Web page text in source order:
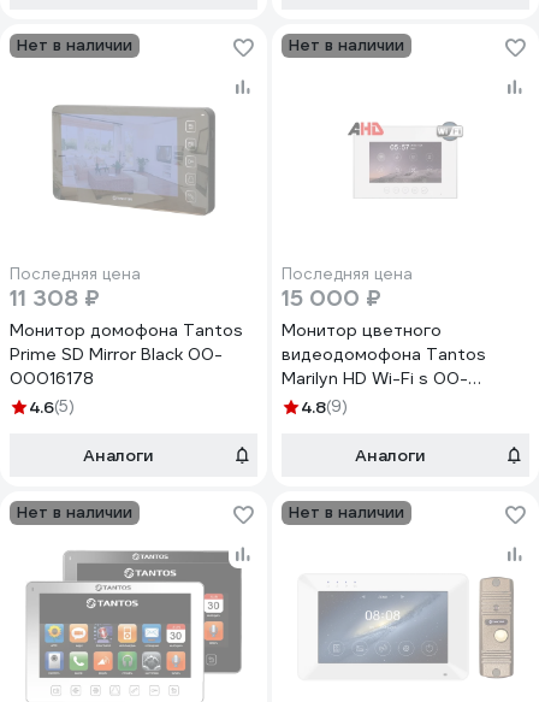
Нет в наличии
Последняя цена
11 308 ₽
Монитор домофона Tantos
Prime SD Mirror Black 00-
00016178
4.6(5)
Аналоги
Нет в наличии
Последняя цена
15 000 ₽
Монитор цветного
видеодомофона Tantos
Marilyn HD Wi-Fi s 00-
00174693
4.8(9)
Аналоги
Нет в наличии Нет в наличии